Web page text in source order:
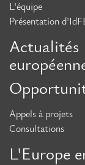
L'équipe
Présentation
Actualités
Appels à projets
Consultations
L'Europe